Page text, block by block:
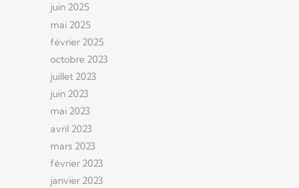
juin 2025
mai 2025
février 2025
octobre 2023
juillet 2023
juin 2023
mai 2023
avril 2023
mars 2023
février 2023
janvier 2023